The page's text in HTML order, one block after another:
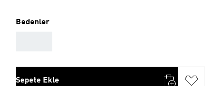
Bedenler
Sepete Ekle